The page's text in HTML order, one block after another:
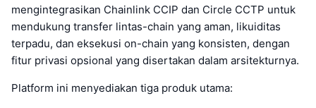
mengintegrasikan Chainlink CCIP dan Circle CCTP untuk
mendukung transfer lintas-chain yang aman, likuiditas
terpadu, dan eksekusi on-chain yang konsisten, dengan
fitur privasi opsional yang disertakan dalam arsitekturnya.
Platform ini menyediakan tiga produk utama: